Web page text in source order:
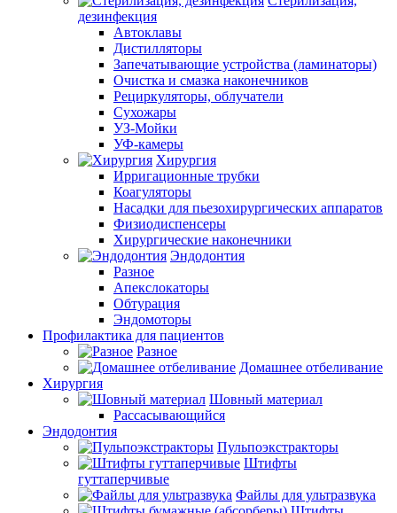
дезинфекция
Автоклавы
Дистилляторы
Запечатывающие устройства (ламинаторы)
Очистка и смазка наконечников
Рециркуляторы, облучатели
Сухожары
УЗ-Мойки
УФ-камеры
Хирургия
Ирригационные трубки
Коагуляторы
Насадки для пьезохирургических аппаратов
Физиодиспенсеры
Хирургические наконечники
Эндодонтия
Разное
Апекслокаторы
Обтурация
Эндомоторы
Профилактика для пациентов
Разное
Домашнее отбеливание
Хирургия
Шовный материал
Рассасывающийся
Эндодонтия
Пульпоэкстракторы
Штифты
гуттаперчивые
Файлы для ультразвука